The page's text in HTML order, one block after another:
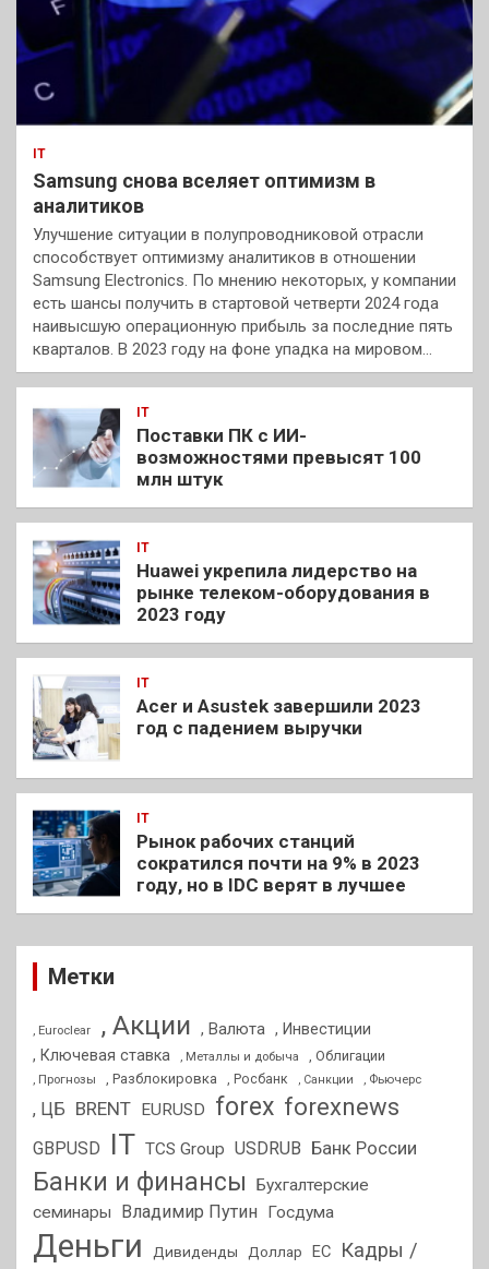
IT
Samsung снова вселяет оптимизм в
аналитиков
Улучшение ситуации в полупроводниковой отрасли
способствует оптимизму аналитиков в отношении
Samsung Electronics. По мнению некоторых, у компании
есть шансы получить в стартовой четверти 2024 года
наивысшую операционную прибыль за последние пять
кварталов. В 2023 году на фоне упадка на мировом…
IT
Поставки ПК с ИИ-
возможностями превысят 100
млн штук
IT
Huawei укрепила лидерство на
рынке телеком-оборудования в
2023 году
IT
Acer и Asustek завершили 2023
год с падением выручки
IT
Рынок рабочих станций
сократился почти на 9% в 2023
году, но в IDC верят в лучшее
Метки
, Euroclear , Акции , Валюта , Инвестиции
, Ключевая ставка
, Металлы и добыча , Облигации
, Прогнозы , Разблокировка , Росбанк , Санкции , Фьючерс
, ЦБ BRENT EURUSD forex forexnews
GBPUSD IT TCS Group USDRUB Банк России
Банки и финансы
Бухгалтерские
семинары
Владимир Путин Госдума
Деньги Дивиденды Доллар ЕС
Кадры /